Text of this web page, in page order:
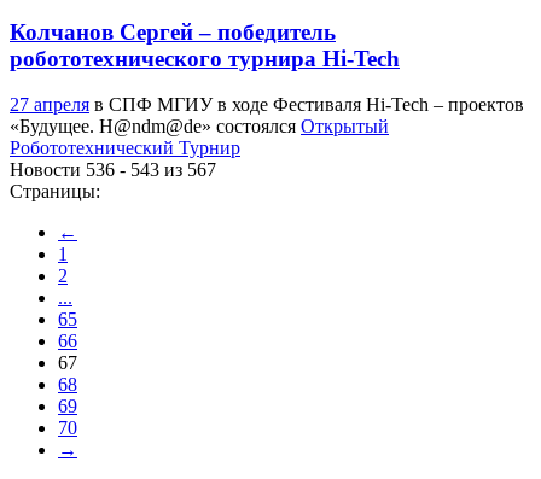
Колчанов Сергей – победитель
робототехнического турнира Hi-Tech
27 апреля в СПФ МГИУ в ходе Фестиваля Hi-Tech – проектов
«Будущее. H@ndm@de» состоялся Открытый
Робототехнический Турнир
Новости 536 - 543 из 567
Страницы:
←
1
2
...
65
66
67
68
69
70
→